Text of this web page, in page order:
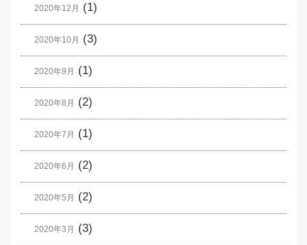
2020年12月 (1)
2020年10月 (3)
2020年9月 (1)
2020年8月 (2)
2020年7月 (1)
2020年6月 (2)
2020年5月 (2)
2020年3月 (3)